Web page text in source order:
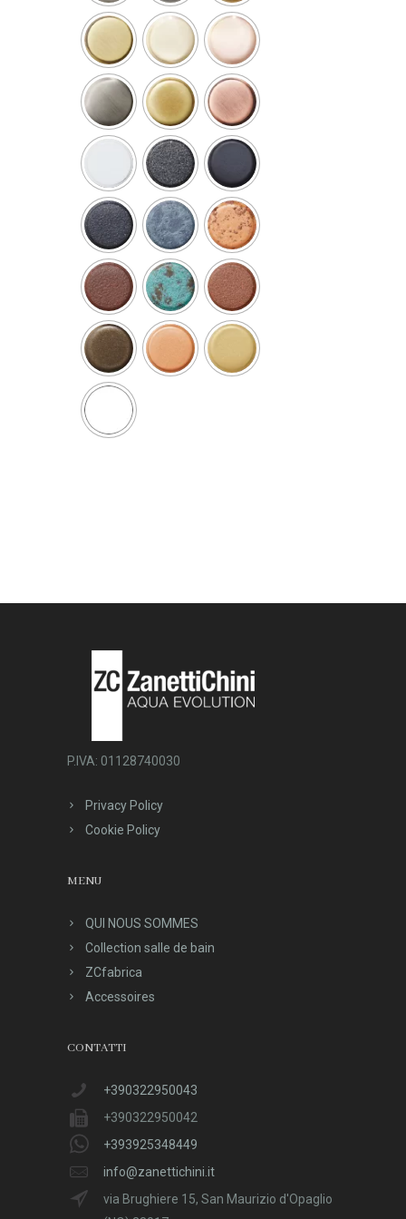
P.IVA: 01128740030
Privacy Policy
Cookie Policy
MENU
QUI NOUS SOMMES
Collection salle de bain
ZCfabrica
Accessoires
CONTATTI
+390322950043
+390322950042
+393925348449
info@zanettichini.it
via Brughiere 15, San Maurizio d'Opaglio